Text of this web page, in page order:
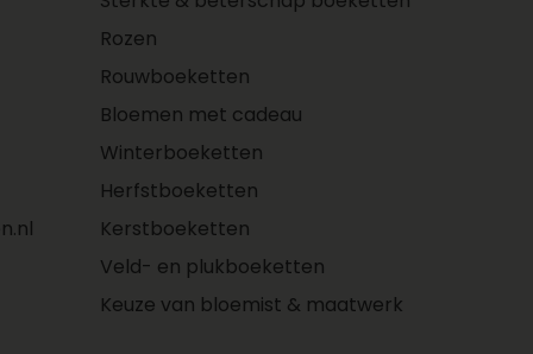
Rozen
Rouwboeketten
Bloemen met cadeau
Winterboeketten
Herfstboeketten
Kerstboeketten
Veld- en plukboeketten
Keuze van bloemist & maatwerk